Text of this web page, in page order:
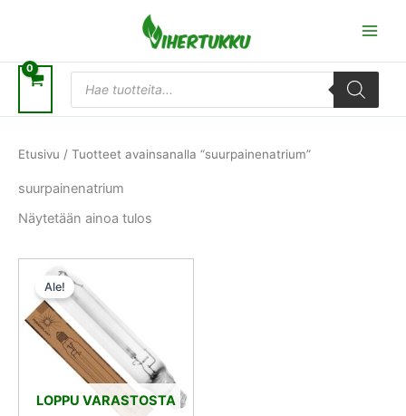
Products
search
Etusivu / Tuotteet avainsanalla “suurpainenatrium”
suurpainenatrium
Näytetään ainoa tulos
LOPPU VARASTOSTA
Ale!
oli:
80,00 €.